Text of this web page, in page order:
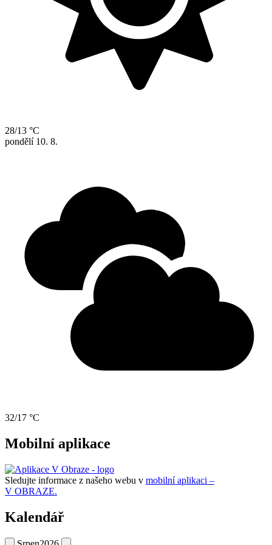
28/13 °C
pondělí 10. 8.
32/17 °C
Mobilní aplikace
Sledujte informace z našeho webu v mobilní aplikaci –
V OBRAZE.
Kalendář